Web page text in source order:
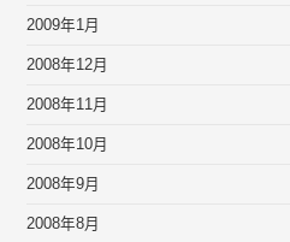
2009年1月
2008年12月
2008年11月
2008年10月
2008年9月
2008年8月